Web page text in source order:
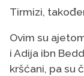
Tirmizi,
Ovim su
i Adija ibn
kršćani, pa su